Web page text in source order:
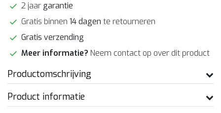
2 jaar garantie
Gratis binnen 14 dagen te retourneren
Gratis verzending
Meer informatie? Neem contact op over dit product
Productomschrijving
Product informatie